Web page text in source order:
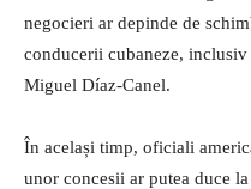
negocieri ar depinde de
conducerii cubaneze,
Miguel Díaz-Canel.
În același timp, oficiali
unor concesii ar putea duce